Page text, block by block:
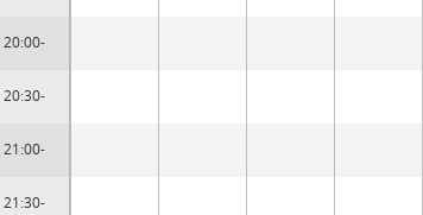
20:00-
20:30-
21:00-
21:30-